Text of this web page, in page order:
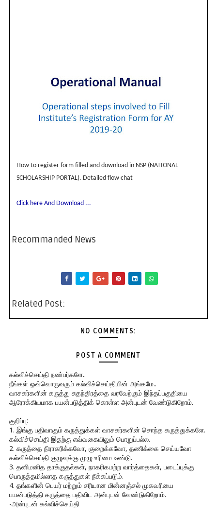
How to register form filled and download in NSP (NATIONAL
SCHOLARSHIP PORTAL). Detailed flow chat
Click here And Download ...
Recommanded News
Related Post:
NO COMMENTS:
POST A COMMENT
கல்விச்செய்தி நண்பர்களே..
நீங்கள் ஒவ்வொருவரும் கல்விச்செய்தியின் அங்கமே..
வாசகர்களின் கருத்து சுதந்திரத்தை வரவேற்கும் இந்தப்பகுதியை
ஆரோக்கியமாக பயன்படுத்திக் கொள்ள அன்புடன் வேண்டுகிறோம்.
குறிப்பு:
1. இங்கு பதிவாகும் கருத்துக்கள் வாசகர்களின் சொந்த கருத்துக்களே.
கல்விச்செய்தி இதற்கு எவ்வகையிலும் பொறுப்பல்ல.
2. கருத்தை நிராகரிக்கவோ, குறைக்கவோ, தணிக்கை செய்யவோ
கல்விச்செய்தி குழுவுக்கு முழு உரிமை உண்டு.
3. தனிமனித தாக்குதல்கள், நாகரிகமற்ற வார்த்தைகள், படைப்புக்கு
பொருத்தமில்லாத கருத்துகள் நீக்கப்படும்.
4. தங்களின் பெயர் மற்றும் சரியான மின்னஞ்சல் முகவரியை
பயன்படுத்தி கருத்தை பதிவிட அன்புடன் வேண்டுகிறோம்.
-அன்புடன் கல்விச்செய்தி